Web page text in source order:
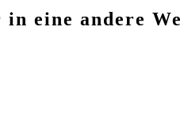
eine andere